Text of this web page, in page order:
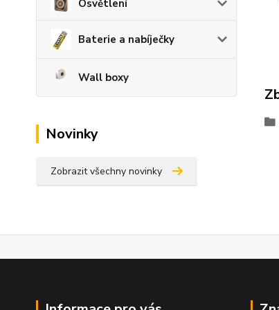
Osvětlení
Baterie a nabíječky
Wall boxy
Novinky
Zobrazit všechny novinky